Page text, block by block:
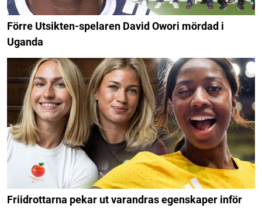
Förre Utsikten-spelaren David Owori mördad i
Uganda
Friidrottarna pekar ut varandras egenskaper inför